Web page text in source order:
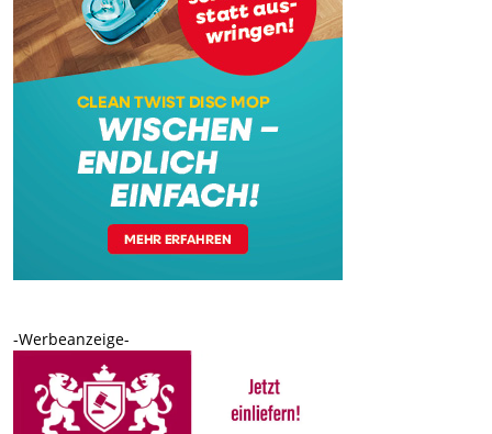
-Werbeanzeige-